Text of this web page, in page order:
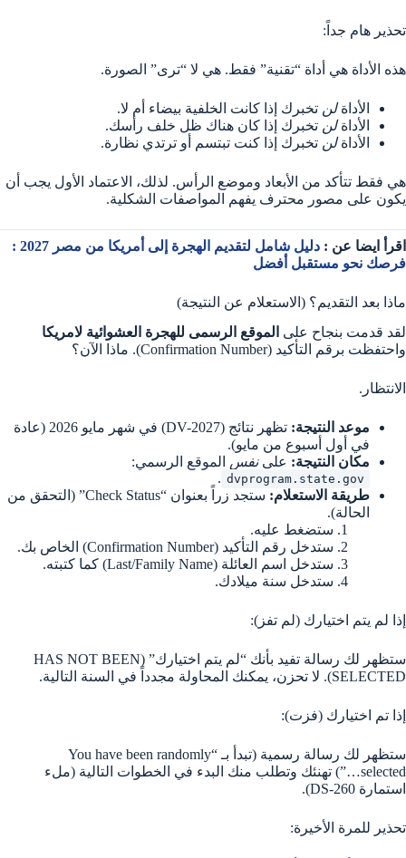
تحذير هام جداً:
هذه الأداة هي أداة “تقنية” فقط. هي لا “ترى” الصورة.
الأداةلن تخبرك إذا كانت الخلفية بيضاء أم لا.
الأداةلن تخبرك إذا كان هناك ظل خلف رأسك.
الأداةلن تخبرك إذا كنت تبتسم أو ترتدي نظارة.
هي فقط تتأكد من الأبعاد وموضع الرأس. لذلك، الاعتماد الأول يجب أن
يكون على مصور محترف يفهم المواصفات الشكلية.
اقرأ ايضا عن :
دليل شامل لتقديم الهجرة إلى أمريكا من مصر 2027 :
فرصك نحو مستقبل أفضل
ماذا بعد التقديم؟ (الاستعلام عن النتيجة)
لقد قدمت بنجاح على الموقع الرسمى للهجرة العشوائية لامريكا
واحتفظت برقم التأكيد (Confirmation Number). ماذا الآن؟
الانتظار.
موعد النتيجة:
تظهر نتائج (DV-2027) في شهر مايو 2026 (عادة
في أول أسبوع من مايو).
مكان النتيجة: علىنفس الموقع الرسمي:
dvprogram.state.gov
.
طريقة الاستعلام:
ستجد زراً بعنوان “Check Status” (التحقق من
الحالة).
ستضغط عليه.
ستدخل رقم التأكيد (Confirmation Number) الخاص بك.
ستدخل اسم العائلة (Last/Family Name) كما كتبته.
ستدخل سنة ميلادك.
إذا لم يتم اختيارك (لم تفز):
ستظهر لك رسالة تفيد بأنك “لم يتم اختيارك” (HAS NOT BEEN
SELECTED). لا تحزن، يمكنك المحاولة مجدداً في السنة التالية.
إذا تم اختيارك (فزت):
ستظهر لك رسالة رسمية (تبدأ بـ “You have been randomly
selected…”) تهنئك وتطلب منك البدء في الخطوات التالية (ملء
استمارة DS-260).
تحذير للمرة الأخيرة: